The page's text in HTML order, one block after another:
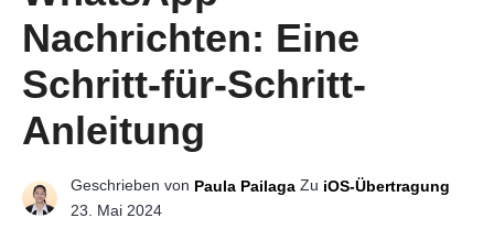
Nachrichten: Eine
Schritt-für-Schritt-
Anleitung
Geschrieben von Paula Pailaga Zu iOS-Übertragung
23. Mai 2024